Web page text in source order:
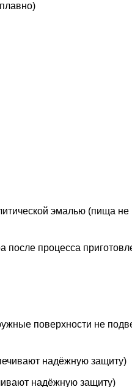
эмалью (пища
после процесса
поверхности не
надёжную защиту)
надёжную защиту)